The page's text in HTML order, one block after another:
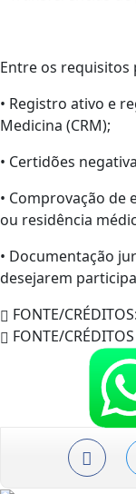
Entre os requisitos
• Registro ativo e
Medicina (CRM);
• Certidões
• Comprovação de
ou residência
• Documentação
desejarem
FONTE/CRÉDITOS:
FONTE/